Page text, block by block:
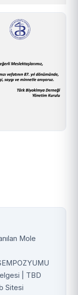
Mole
| TBD
Sitesi